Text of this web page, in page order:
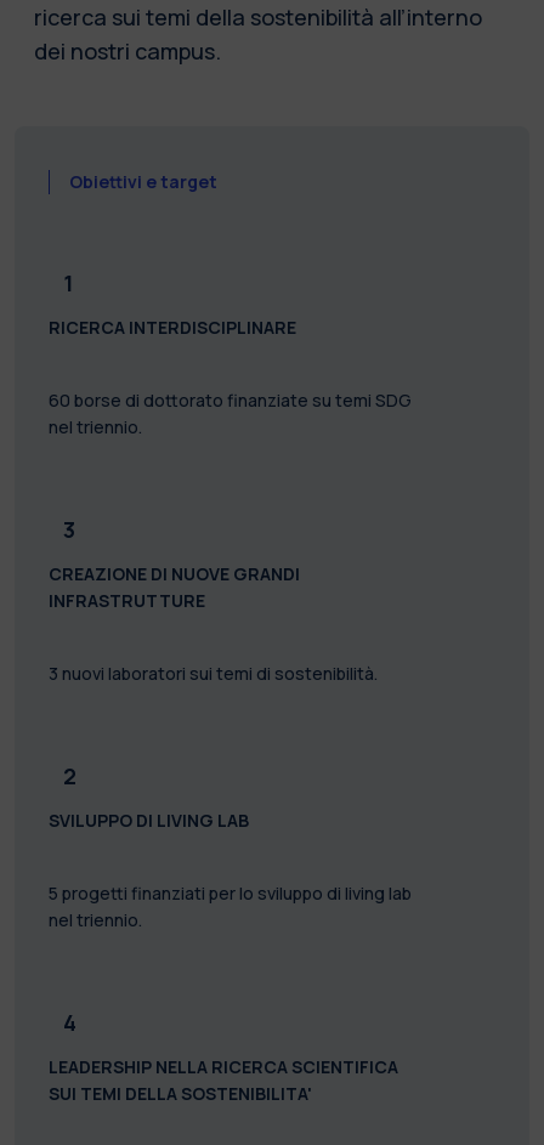
ricerca sui temi della sostenibilità all’interno
dei nostri campus.
Obiettivi e target
1
RICERCA INTERDISCIPLINARE
60 borse di dottorato finanziate su temi SDG
nel triennio.
3
CREAZIONE DI NUOVE GRANDI
INFRASTRUTTURE
3 nuovi laboratori sui temi di sostenibilità.
2
SVILUPPO DI LIVING LAB
5 progetti finanziati per lo sviluppo di living lab
nel triennio.
4
LEADERSHIP NELLA RICERCA SCIENTIFICA
SUI TEMI DELLA SOSTENIBILITA'